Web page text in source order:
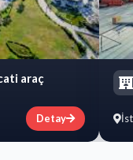
araç
Detay